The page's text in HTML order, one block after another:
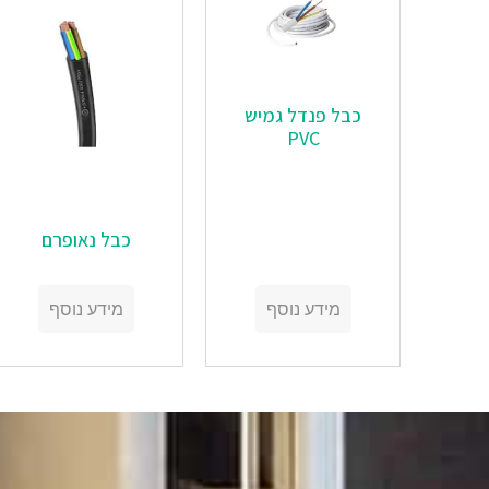
‏‏כבל פנדל גמיש
PVC
מידע נוסף
כבל נאופרם
מידע נוסף